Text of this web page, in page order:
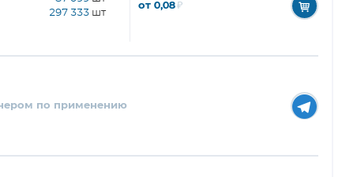
297 333 шт
от 0,08₽
по применению